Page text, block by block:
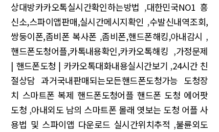
상대방카카오톡실시간확인하는방법 ,대한민국NO1 흥
신소,스파이앱판매,실시간메시지확인 ,수발신내역조회,
쌍둥이폰,좀비폰 복사폰 ,좀비폰,핸드폰해킹,아내감시 ,
핸드폰도청어플,카톡내용확인,카카오톡해킹 ,가정문제
| 핸드폰도청 | 카카오톡대화내용실시간보기 ,24시간 친
절상담 과거국내판매되는모든핸드폰도청가능 도청장
치 스마트폰 복제 핸드폰도청어플 핸드폰 도청 에어팟
도청 ,아내외도 남의 스마트폰 몰래 엿보는 도청 어플 사
용법 및 스파이앱 다운로드 실시간위치추적 ,불륜외도